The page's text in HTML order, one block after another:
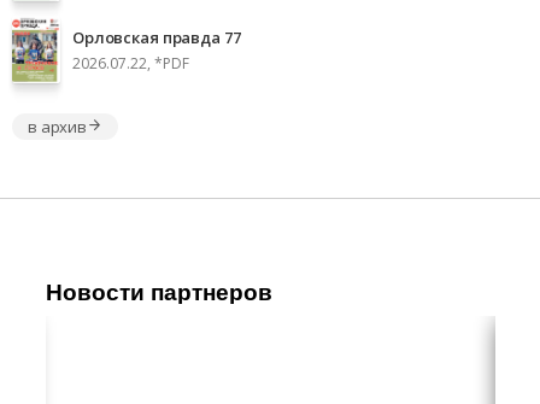
Орловская правда 77
2026.07.22, *PDF
в архив
Новости партнеров